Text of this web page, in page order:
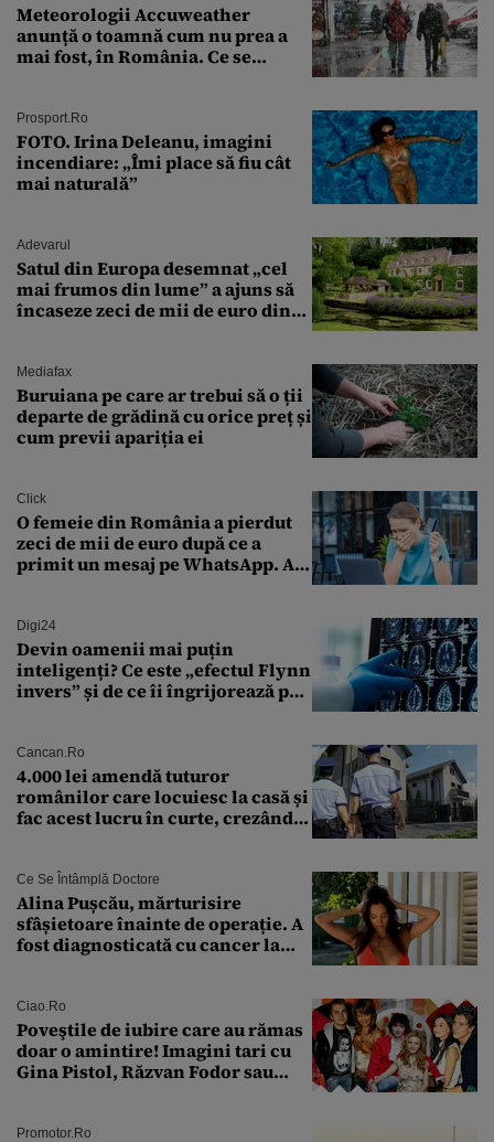
Meteorologii Accuweather
anunță o toamnă cum nu prea a
mai fost, în România. Ce se
București. Pe ce dată ninge
Prosport.ro
FOTO. Irina Deleanu, imagini
incendiare: „Îmi place să fiu cât
mai naturală”
Adevarul
Satul din Europa desemnat „cel
mai frumos din lume” a ajuns să
încaseze zeci de mii de euro din
Mediafax
Buruiana pe care ar trebui să o ții
departe de grădină cu orice preț și
cum previi apariția ei
Click
O femeie din România a pierdut
zeci de mii de euro după ce a
primit un mesaj pe WhatsApp. A
Digi24
Devin oamenii mai puțin
inteligenți? Ce este „efectul Flynn
invers” și de ce îi îngrijorează pe
Cancan.ro
4.000 lei amendă tuturor
românilor care locuiesc la casă și
fac acest lucru în curte, crezând
Ce Se Întâmplă Doctore
Alina Pușcău, mărturisire
sfâșietoare înainte de operație. A
fost diagnosticată cu cancer la
îmi salvez viața”
Ciao.ro
Poveştile de iubire care au rămas
doar o amintire! Imagini tari cu
Gina Pistol, Răzvan Fodor sau
Promotor.ro